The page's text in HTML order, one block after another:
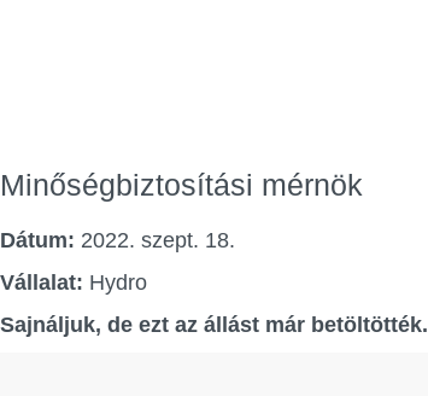
Minőségbiztosítási mérnök
Dátum: 2022. szept. 18.
Vállalat: Hydro
Sajnáljuk, de ezt az állást már betöltötték.